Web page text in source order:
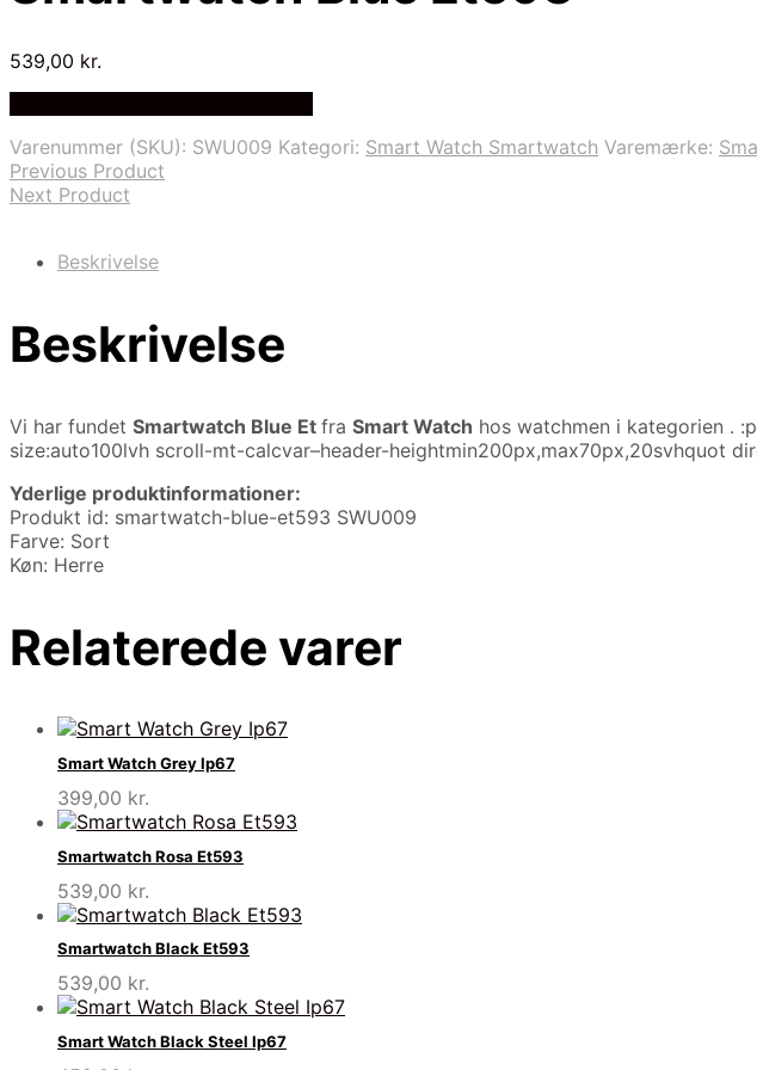
539,00 kr.
Varenummer (SKU): SWU009 Kategori: Smart Watch Smartwatch Varemærke:
Previous Product
Next Product
Beskrivelse
Beskrivelse
Vi har fundet Smartwatch Blue Et fra Smart Watch hos watchmen i kategorien .
size:auto100lvh scroll-mt-calcvar–header-heightmin200px,max70px,20svhquot
Yderlige produktinformationer:
Produkt id: smartwatch-blue-et593 SWU009
Farve: Sort
Køn: Herre
Relaterede varer
Smart Watch Grey Ip67
399,00 kr.
Smartwatch Rosa Et593
539,00 kr.
Smartwatch Black Et593
539,00 kr.
Smart Watch Black Steel Ip67